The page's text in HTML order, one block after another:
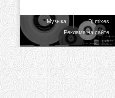
Музыка Dj mixes
Реклама на сайте